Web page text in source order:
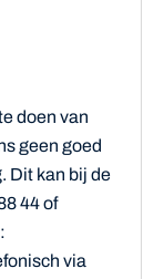
doen van
geen goed
Dit kan bij de
44 of
via